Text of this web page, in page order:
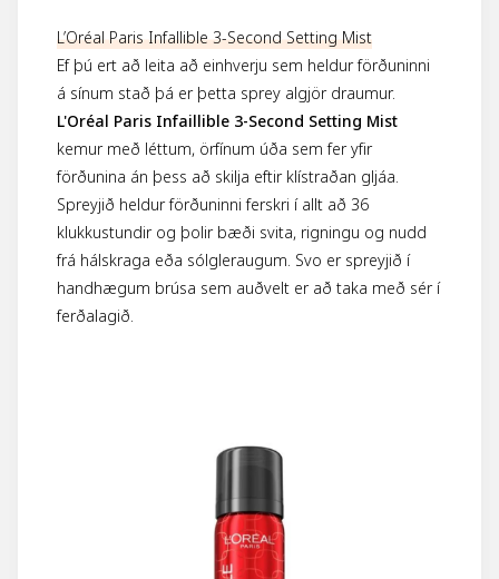
L’Oréal Paris Infallible 3-Second Setting Mist
Ef þú ert að leita að einhverju sem heldur förðuninni
á sínum stað þá er þetta sprey algjör draumur.
L'Oréal Paris Infaillible 3-Second Setting Mist
kemur með léttum, örfínum úða sem fer yfir
förðunina án þess að skilja eftir klístraðan gljáa.
Spreyjið heldur förðuninni ferskri í allt að 36
klukkustundir og þolir bæði svita, rigningu og nudd
frá hálskraga eða sólgleraugum. Svo er spreyjið í
handhægum brúsa sem auðvelt er að taka með sér í
ferðalagið.